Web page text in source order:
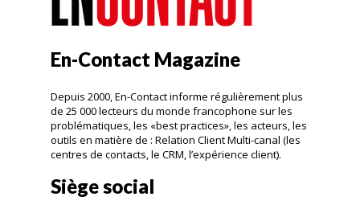
En-Contact Magazine
Depuis 2000, En-Contact informe régulièrement plus
de 25 000 lecteurs du monde francophone sur les
problématiques, les «best practices», les acteurs, les
outils en matière de : Relation Client Multi-canal (les
centres de contacts, le CRM, l’expérience client).
Siège social